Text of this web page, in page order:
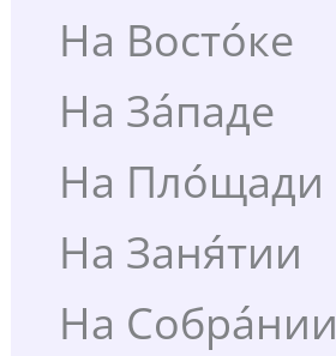
На Восто́ке
На За́паде
На Пло́щади
На Заня́тии
На Собра́нии